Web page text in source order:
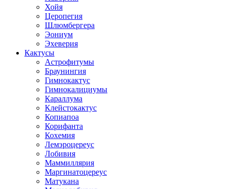
Хойя
Церопегия
Шлюмбергера
Эониум
Эхеверия
Кактусы
Астрофитумы
Браунингия
Гимнокактус
Гимнокалициумы
Караллума
Клейстокактус
Копиапоа
Корифанта
Кохемия
Лемэроцереус
Лобивия
Маммиллярия
Маргинатоцереус
Матукана